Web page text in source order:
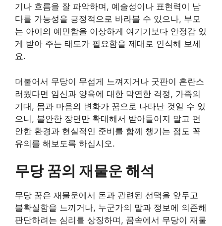
기나 흐름을 잘 파악하며, 예술성이나 표현력이 남
다를 가능성을 긍정적으로 바라볼 수 있으나, 부모
는 아이의 예민함을 이상하게 여기기보다 안정감 있
게 받아 주는 태도가 필요함을 제대로 인식해 보세
요.
더불어서 무당이 무섭게 느껴지거나 굿판이 혼란스
러웠다면 임신과 양육에 대한 막연한 걱정, 가족의
기대, 몸과 마음의 변화가 꿈으로 나타난 것일 수 있
으니, 불안한 장면만 확대해서 받아들이지 말고 편
안한 환경과 현실적인 준비를 함께 챙기는 점도 꼭
유의를 해보도록 하십시오.
무당 꿈의 재물운 해석
무당 꿈은 재물운에서 돈과 관련된 선택을 앞두고
불확실함을 느끼거나, 누군가의 말과 정보에 의존해
판단하려는 심리를 상징하며, 꿈속에서 무당이 재물